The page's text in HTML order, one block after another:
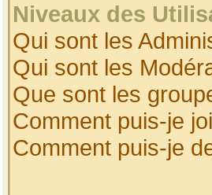
Niveaux des
Qui sont les
Qui sont les
Que sont les
Comment puis-je
Comment puis-je